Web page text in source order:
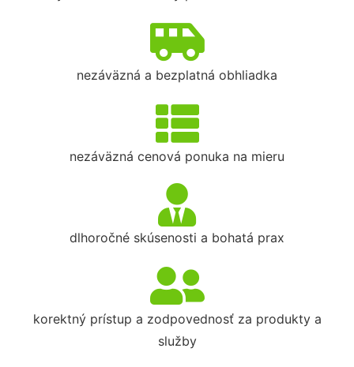
nezáväzná a bezplatná obhliadka
nezáväzná cenová ponuka na mieru
dlhoročné skúsenosti a bohatá prax
korektný prístup a zodpovednosť za produkty a
služby